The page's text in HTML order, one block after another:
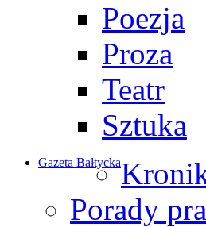
Poezja
Proza
Teatr
Sztuka
Gazeta Bałtycka
Porady